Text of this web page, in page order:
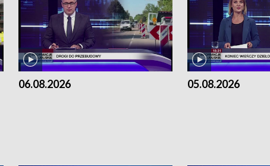
06.08.2026 05.08.2026